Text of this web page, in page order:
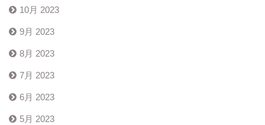
10月 2023
9月 2023
8月 2023
7月 2023
6月 2023
5月 2023